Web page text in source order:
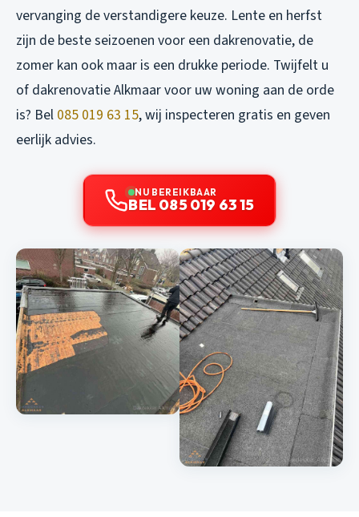
vervanging de verstandigere keuze. Lente en herfst
zijn de beste seizoenen voor een dakrenovatie, de
zomer kan ook maar is een drukke periode. Twijfelt u
of dakrenovatie Alkmaar voor uw woning aan de orde
is? Bel 085 019 63 15, wij inspecteren gratis en geven
eerlijk advies.
NU BEREIKBAAR
BEL 085 019 63 15